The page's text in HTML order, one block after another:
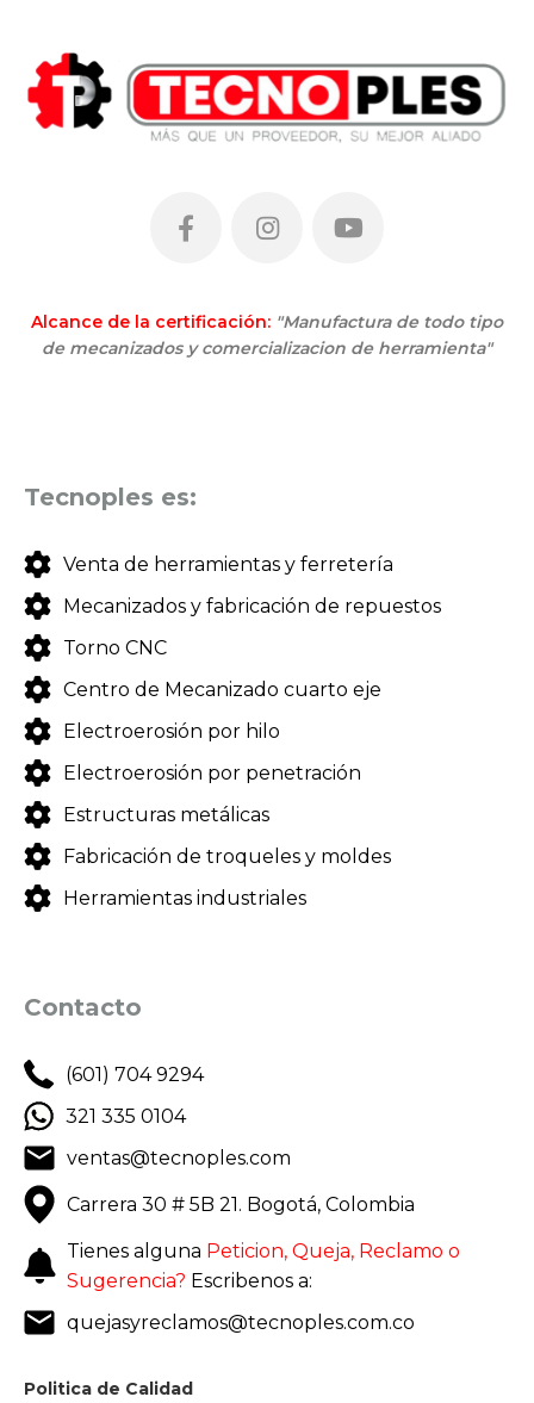
Alcance de la certificación: "Manufactura de todo tipo
de mecanizados y comercializacion de herramienta"
Tecnoples es:
Venta de herramientas y ferretería
Mecanizados y fabricación de repuestos
Torno CNC
Centro de Mecanizado cuarto eje
Electroerosión por hilo
Electroerosión por penetración
Estructuras metálicas
Fabricación de troqueles y moldes
Herramientas industriales
Contacto
(601) 704 9294
321 335 0104
ventas@tecnoples.com
Carrera 30 # 5B 21. Bogotá, Colombia
Tienes alguna Peticion, Queja, Reclamo o
Sugerencia? Escribenos a:
quejasyreclamos@tecnoples.com.co
Politica de Calidad